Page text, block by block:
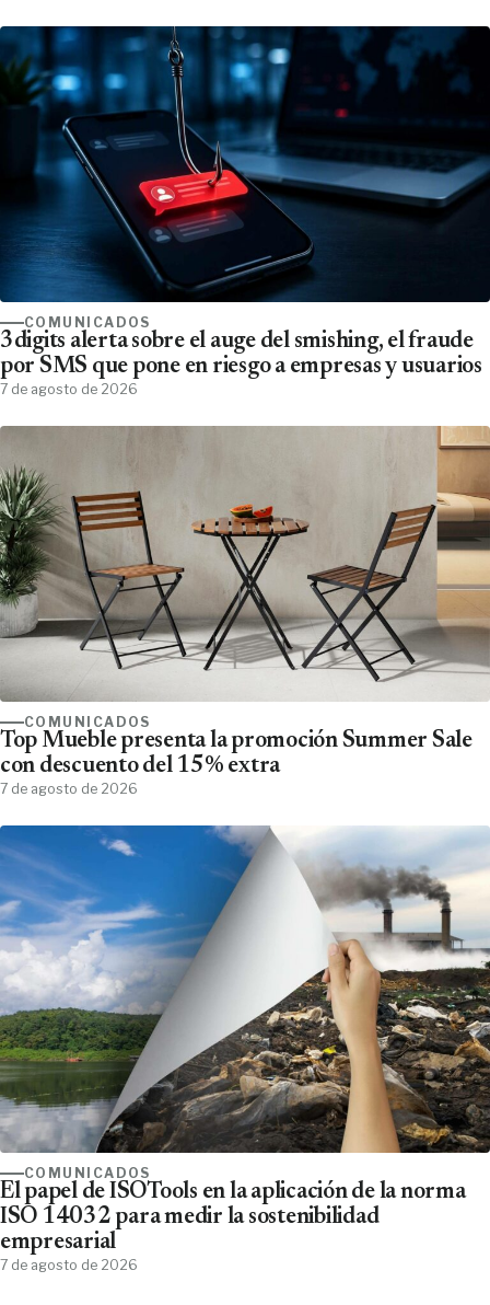
COMUNICADOS
3digits alerta sobre el auge del smishing, el fraude
por SMS que pone en riesgo a empresas y usuarios
7 de agosto de 2026
COMUNICADOS
Top Mueble presenta la promoción Summer Sale
con descuento del 15% extra
7 de agosto de 2026
COMUNICADOS
El papel de ISOTools en la aplicación de la norma
ISO 14032 para medir la sostenibilidad
empresarial
7 de agosto de 2026